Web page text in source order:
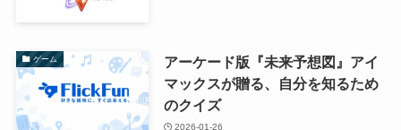
ゲーム
アーケード版『未来予想図』アイ
マックスが贈る、自分を知るため
のクイズ
2026-01-26